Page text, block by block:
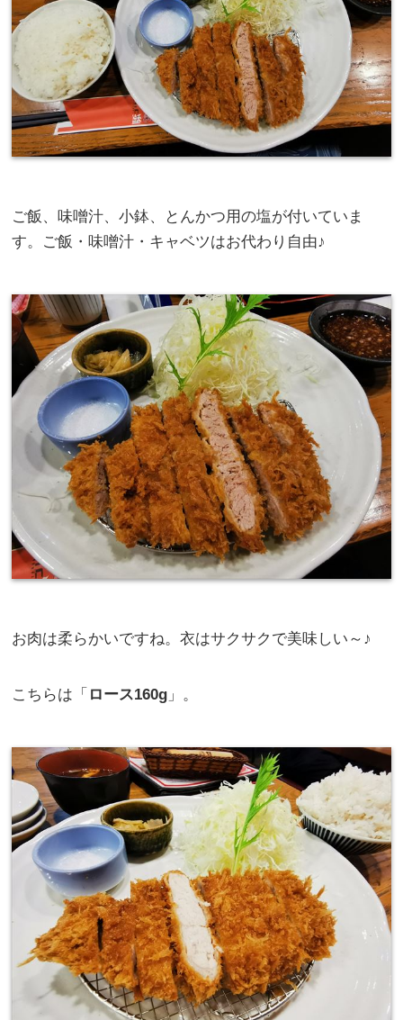
ご飯、味噌汁、小鉢、とんかつ用の塩が付いていま
す。ご飯・味噌汁・キャベツはお代わり自由♪
お肉は柔らかいですね。衣はサクサクで美味しい～♪
こちらは「 ロース160g 」。